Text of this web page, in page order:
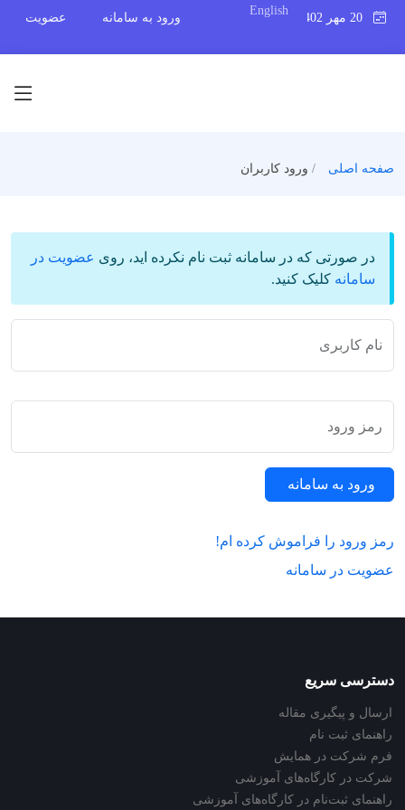
English
ورود به سامانه عضویت
صفحه اصلی ورود کاربران
در صورتی که در سامانه ثبت نام نکرده اید، روی عضویت در
سامانه کلیک کنید.
نام کاربری
رمز ورود
ورود به سامانه
رمز ورود را فراموش کرده ام!
عضویت در سامانه
دسترسی سریع
ارسال و پیگیری مقاله
راهنمای ثبت نام
فرم شرکت در همایش
شرکت در کارگاه‌های آموزشی
راهنمای ثبت‌نام در کارگاه‌های آموزشی